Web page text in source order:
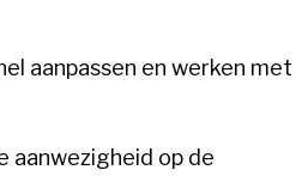
aanpassen en werken met
aanwezigheid op de